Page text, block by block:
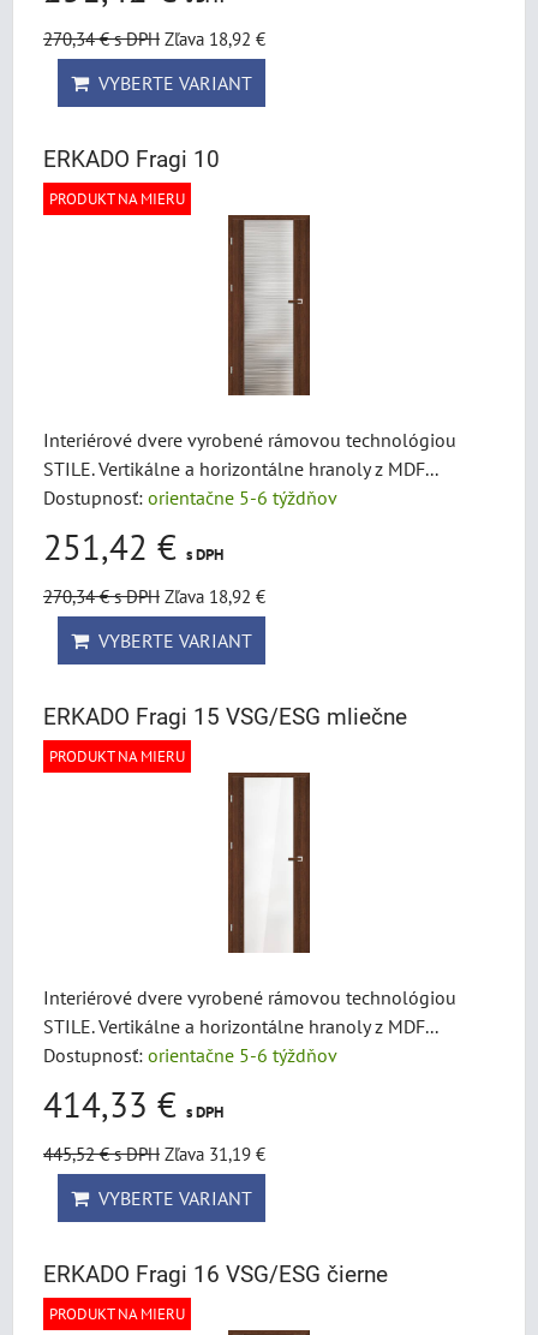
270,34 €s DPH Zľava 18,92 €
VYBERTE VARIANT
ERKADO Fragi 10
PRODUKT NA MIERU
Interiérové dvere vyrobené rámovou technológiou
STILE. Vertikálne a horizontálne hranoly z MDF...
Dostupnosť: orientačne 5-6 týždňov
251,42 € s DPH
270,34 €s DPH Zľava 18,92 €
VYBERTE VARIANT
ERKADO Fragi 15 VSG/ESG mliečne
PRODUKT NA MIERU
Interiérové dvere vyrobené rámovou technológiou
STILE. Vertikálne a horizontálne hranoly z MDF...
Dostupnosť: orientačne 5-6 týždňov
414,33 € s DPH
445,52 €s DPH Zľava 31,19 €
VYBERTE VARIANT
ERKADO Fragi 16 VSG/ESG čierne
PRODUKT NA MIERU